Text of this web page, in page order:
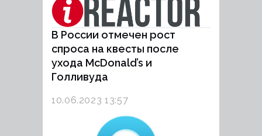
В России отмечен рост
спроса на квесты после
ухода McDonald’s и
Голливуда
10.06.2023 13:57